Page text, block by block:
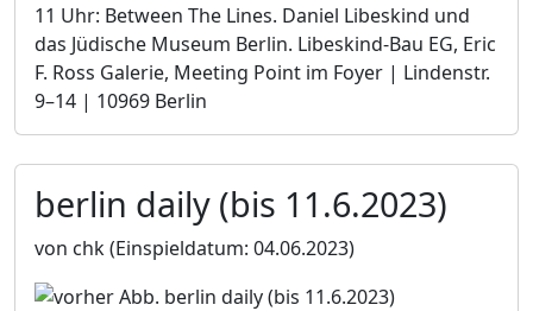
11 Uhr: Between The Lines. Daniel Libeskind und
das Jüdische Museum Berlin.­ Libeskind-Bau EG, Eric
F. Ross Galerie, Meeting Point im Foyer | Lindenstr.
9–14 | 10969 Berlin
berlin daily (bis 11.6.2023)
von chk(Einspieldatum: 04.06.2023)